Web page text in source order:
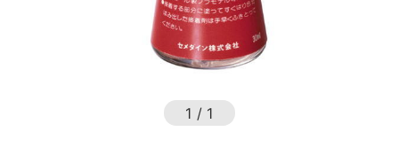
1 / 1